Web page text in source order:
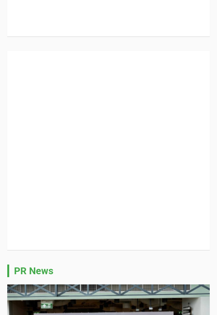
PR News